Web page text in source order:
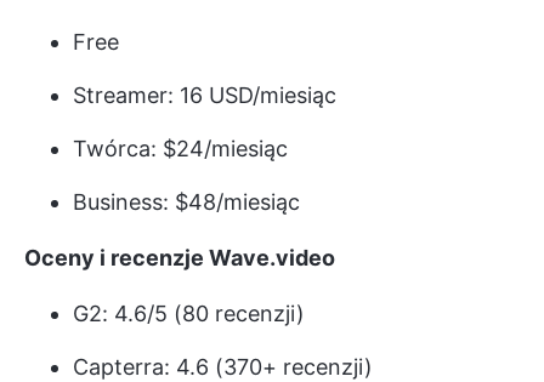
Free
Streamer: 16 USD/miesiąc
Twórca: $24/miesiąc
Business: $48/miesiąc
Oceny i recenzje Wave.video
G2: 4.6/5 (80 recenzji)
Capterra: 4.6 (370+ recenzji)